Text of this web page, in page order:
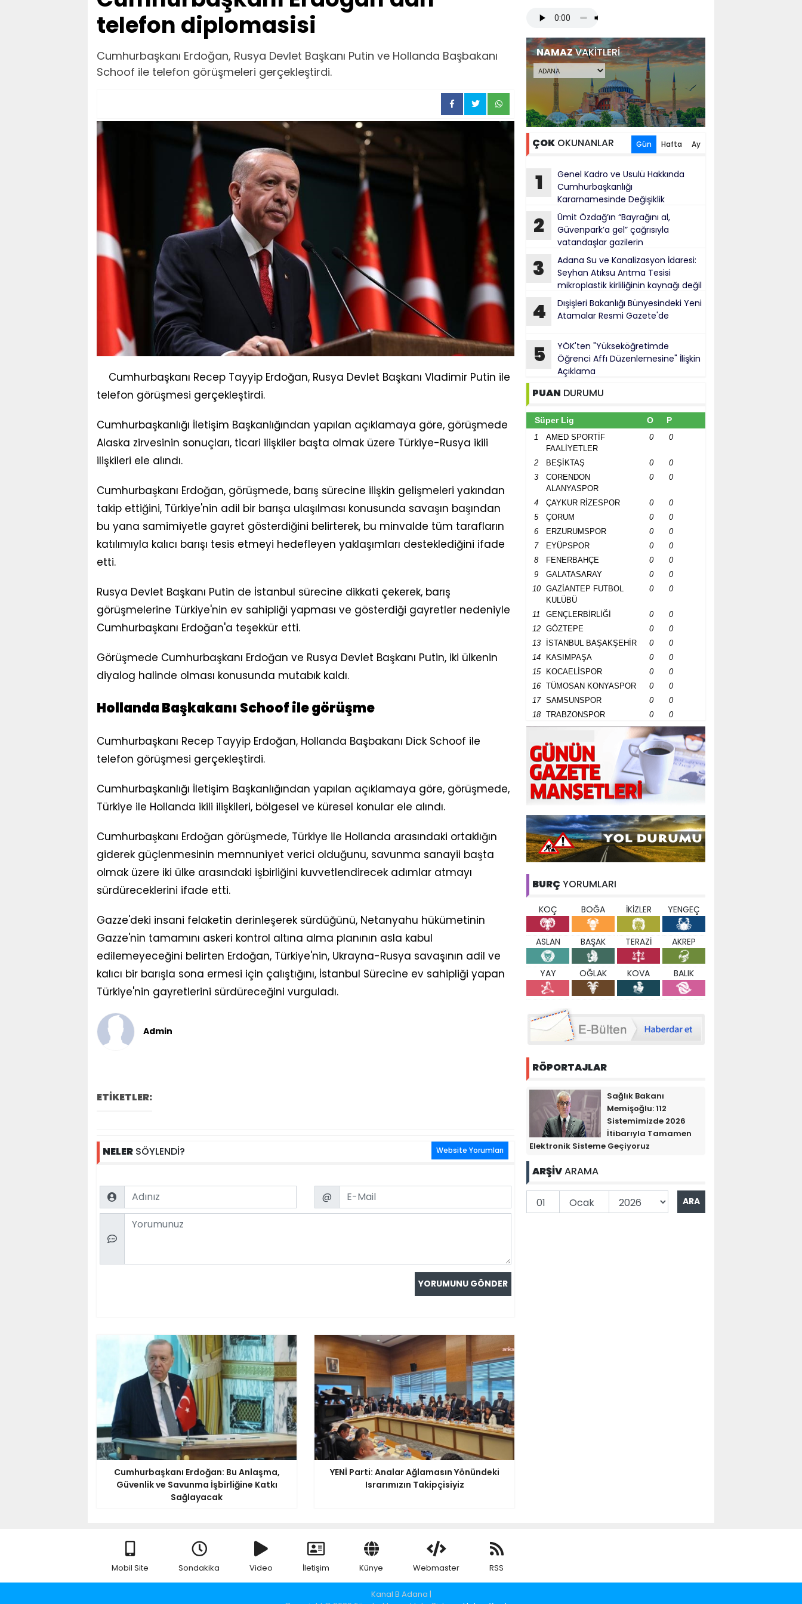
telefon diplomasisi
Cumhurbaşkanı Erdoğan, Rusya Devlet Başkanı Putin ve Hollanda Başbakanı
Schoof ile telefon görüşmeleri gerçekleştirdi.
Cumhurbaşkanı Recep Tayyip Erdoğan, Rusya Devlet Başkanı Vladimir Putin ile
telefon görüşmesi gerçekleştirdi.
Cumhurbaşkanlığı İletişim Başkanlığından yapılan açıklamaya göre, görüşmede
Alaska zirvesinin sonuçları, ticari ilişkiler başta olmak üzere Türkiye-Rusya ikili
ilişkileri ele alındı.
Cumhurbaşkanı Erdoğan, görüşmede, barış sürecine ilişkin gelişmeleri yakından
takip ettiğini, Türkiye'nin adil bir barışa ulaşılması konusunda savaşın başından
bu yana samimiyetle gayret gösterdiğini belirterek, bu minvalde tüm tarafların
katılımıyla kalıcı barışı tesis etmeyi hedefleyen yaklaşımları desteklediğini ifade
etti.
Rusya Devlet Başkanı Putin de İstanbul sürecine dikkati çekerek, barış
görüşmelerine Türkiye'nin ev sahipliği yapması ve gösterdiği gayretler nedeniyle
Cumhurbaşkanı Erdoğan'a teşekkür etti.
Görüşmede Cumhurbaşkanı Erdoğan ve Rusya Devlet Başkanı Putin, iki ülkenin
diyalog halinde olması konusunda mutabık kaldı.
Hollanda Başkakanı Schoof ile görüşme
Cumhurbaşkanı Recep Tayyip Erdoğan, Hollanda Başbakanı Dick Schoof ile
telefon görüşmesi gerçekleştirdi.
Cumhurbaşkanlığı İletişim Başkanlığından yapılan açıklamaya göre, görüşmede,
Türkiye ile Hollanda ikili ilişkileri, bölgesel ve küresel konular ele alındı.
Cumhurbaşkanı Erdoğan görüşmede, Türkiye ile Hollanda arasındaki ortaklığın
giderek güçlenmesinin memnuniyet verici olduğunu, savunma sanayii başta
olmak üzere iki ülke arasındaki işbirliğini kuvvetlendirecek adımlar atmayı
sürdüreceklerini ifade etti.
Gazze'deki insani felaketin derinleşerek sürdüğünü, Netanyahu hükümetinin
Gazze'nin tamamını askeri kontrol altına alma planının asla kabul
edilemeyeceğini belirten Erdoğan, Türkiye'nin, Ukrayna-Rusya savaşının adil ve
kalıcı bir barışla sona ermesi için çalıştığını, İstanbul Sürecine ev sahipliği yapan
Türkiye'nin gayretlerini sürdüreceğini vurguladı.
Admin
ETİKETLER:
NELER SÖYLENDİ? Website Yorumları
Name Email
@
Comment
Cumhurbaşkanı Erdoğan: Bu Anlaşma,
Güvenlik ve Savunma İşbirliğine Katkı
Sağlayacak
YENİ Parti: Analar Ağlamasın Yönündeki
Israrımızın Takipçisiyiz
NAMAZVAKİTLERİ
ÇOK OKUNANLAR Gün Hafta Ay
1
Genel Kadro ve Usulü Hakkında
Cumhurbaşkanlığı
Kararnamesinde Değişiklik
2
Ümit Özdağ’ın “Bayrağını al,
Güvenpark’a gel” çağrısıyla
vatandaşlar gazilerin
Güvenpark'taki eylemine destek verdi
3
Adana Su ve Kanalizasyon İdaresi:
Seyhan Atıksu Arıtma Tesisi
mikroplastik kirliliğinin kaynağı değil
4
Dışişleri Bakanlığı Bünyesindeki Yeni
Atamalar Resmi Gazete'de
5
YÖK'ten "Yükseköğretimde
Öğrenci Affı Düzenlemesine" İlişkin
Açıklama
PUAN DURUMU
Süper Lig O P
1
AMED SPORTİF
FAALİYETLER
0 0
2 BEŞİKTAŞ 0
0
3
CORENDON
ALANYASPOR
0 0
4 ÇAYKUR RİZESPOR 0
0
5
ÇORUM 0
0
6
ERZURUMSPOR 0
0
7
EYÜPSPOR 0
0
8
FENERBAHÇE 0
0
9
GALATASARAY 0
0
10
GAZİANTEP FUTBOL
KULÜBÜ
0 0
11 GENÇLERBİRLİĞİ 0
0
12
GÖZTEPE 0
0
13
İSTANBUL BAŞAKŞEHİR 0
0
14
KASIMPAŞA 0
0
15
KOCAELİSPOR 0
0
16
TÜMOSAN KONYASPOR 0
0
17
SAMSUNSPOR 0
0
18
TRABZONSPOR 0 0
BURÇ YORUMLARI
KOÇ BOĞA İKİZLER YENGEÇ
ASLAN BAŞAK TERAZİ AKREP
YAY OĞLAK KOVA BALIK
RÖPORTAJLAR
Sağlık Bakanı
Memişoğlu: 112
Sistemimizde 2026
İtibarıyla Tamamen
Elektronik Sisteme Geçiyoruz
ARŞİVARAMA
Mobil Site Sondakika Video İletişim Künye Webmaster RSS
Kanal B Adana |